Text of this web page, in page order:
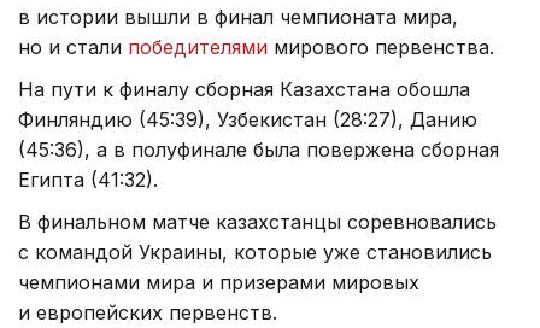
в истории вышли в финал чемпионата мира,
но и стали победителями мирового первенства.
На пути к финалу сборная Казахстана обошла
Финляндию (45:39), Узбекистан (28:27), Данию
(45:36), а в полуфинале была повержена сборная
Египта (41:32).
В финальном матче казахстанцы соревновались
с командой Украины, которые уже становились
чемпионами мира и призерами мировых
и европейских первенств.